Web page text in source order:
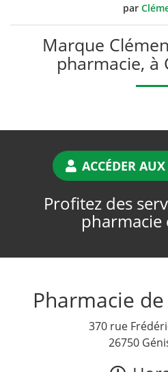
par
Marque
pharmacie, à
ACCÉDER AUX
Profitez des
pharmacie
Pharmacie
370 rue
26750